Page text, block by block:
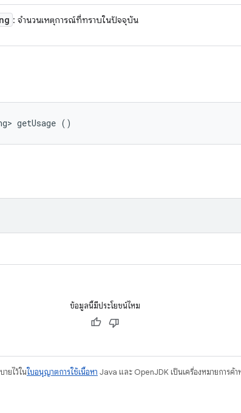
: จำนวนเหตุการณ์ที่ทราบในปัจจุบัน
getUsage ()
ข้อมูลนี้มีประโยชน์ไหม
ยไว้ในใบอนุญาตการใช้เนื้อหา Java และ OpenJDK เป็นเครื่องหมายการค้